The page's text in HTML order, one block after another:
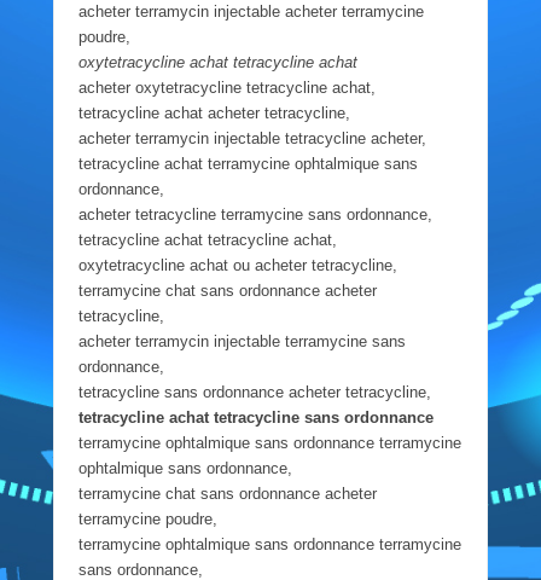
acheter terramycin injectable acheter terramycine
poudre,
oxytetracycline achat tetracycline achat
acheter oxytetracycline tetracycline achat,
tetracycline achat acheter tetracycline,
acheter terramycin injectable tetracycline acheter,
tetracycline achat terramycine ophtalmique sans
ordonnance,
acheter tetracycline terramycine sans ordonnance,
tetracycline achat tetracycline achat,
oxytetracycline achat ou acheter tetracycline,
terramycine chat sans ordonnance acheter
tetracycline,
acheter terramycin injectable terramycine sans
ordonnance,
tetracycline sans ordonnance acheter tetracycline,
tetracycline achat tetracycline sans ordonnance
terramycine ophtalmique sans ordonnance terramycine
ophtalmique sans ordonnance,
terramycine chat sans ordonnance acheter
terramycine poudre,
terramycine ophtalmique sans ordonnance terramycine
sans ordonnance,